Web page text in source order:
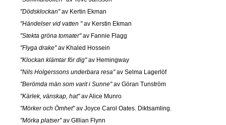
"Dödsklockan"av Kertin Ekman
"Händelser vid vatten "av Kerstin Ekman
"Stekta gröna tomater"av Fannie Flagg
"Flyga drake"av Khaled Hossein
"Klockan klämtar för dig"av Hemingway
"Nils Holgerssons underbara resa"av Selma Lagerlöf
"Berömda män som varit i Sunne"av Göran Tunström
"Kärlek, vänskap, hat"av Alice Munro
"Mörker och Ömhet"av Joyce Carol Oates. Diktsamling.
"Mörka platser"av GIllian Flynn